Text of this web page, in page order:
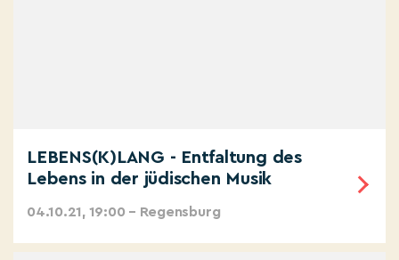
LEBENS(K)LANG - Entfaltung des
Lebens in der jüdischen Musik
04.10.21, 19:00 – Regensburg